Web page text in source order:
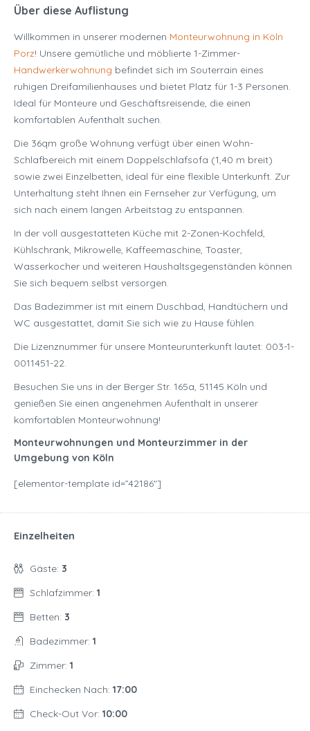
Über diese Auflistung
Willkommen in unserer modernen Monteurwohnung in Köln
Porz! Unsere gemütliche und möblierte 1-Zimmer-
Handwerkerwohnung befindet sich im Souterrain eines
ruhigen Dreifamilienhauses und bietet Platz für 1-3 Personen.
Ideal für Monteure und Geschäftsreisende, die einen
komfortablen Aufenthalt suchen.
Die 36qm große Wohnung verfügt über einen Wohn-
Schlafbereich mit einem Doppelschlafsofa (1,40 m breit)
sowie zwei Einzelbetten, ideal für eine flexible Unterkunft. Zur
Unterhaltung steht Ihnen ein Fernseher zur Verfügung, um
sich nach einem langen Arbeitstag zu entspannen.
In der voll ausgestatteten Küche mit 2-Zonen-Kochfeld,
Kühlschrank, Mikrowelle, Kaffeemaschine, Toaster,
Wasserkocher und weiteren Haushaltsgegenständen können
Sie sich bequem selbst versorgen.
Das Badezimmer ist mit einem Duschbad, Handtüchern und
WC ausgestattet, damit Sie sich wie zu Hause fühlen.
Die Lizenznummer für unsere Monteurunterkunft lautet: 003-1-
0011451-22.
Besuchen Sie uns in der Berger Str. 165a, 51145 Köln und
genießen Sie einen angenehmen Aufenthalt in unserer
komfortablen Monteurwohnung!
Monteurwohnungen und Monteurzimmer in der
Umgebung von Köln
[elementor-template id=”42186″]
Einzelheiten
Gäste: 3
Schlafzimmer: 1
Betten: 3
Badezimmer: 1
Zimmer: 1
Einchecken Nach: 17:00
Check-Out Vor: 10:00